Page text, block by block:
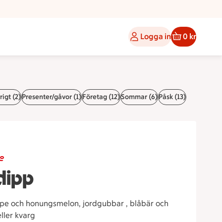
Logga in 0 kr
(2)Presenter/gåvor (1)Företag (12)Sommar (6)Påsk (13)
och honungsmelon, jordgubbar , blåbär och
kvarg